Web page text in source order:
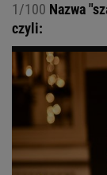
1/100 Nazwa
czyli: